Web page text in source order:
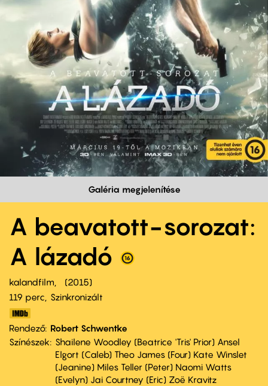
Galéria megjelenítése
A beavatott-sorozat:
A lázadó
kalandfilm
2015
119 perc,
Szinkronizált
Rendező Robert Schwentke
Színészek
Shailene Woodley (Beatrice 'Tris' Prior) Ansel
Elgort (Caleb) Theo James (Four) Kate Winslet
(Jeanine) Miles Teller (Peter) Naomi Watts
(Evelyn) Jai Courtney (Eric) Zoë Kravitz